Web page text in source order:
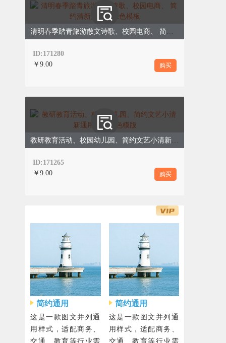
ID:171280
￥9.00
购买
ID:171265
￥9.00
购买
简约通用
这是一款图文并列通
用样式，适配商务、
交通、教育等行业需
简约通用
这是一款图文并列通
用样式，适配商务、
交通、教育等行业需